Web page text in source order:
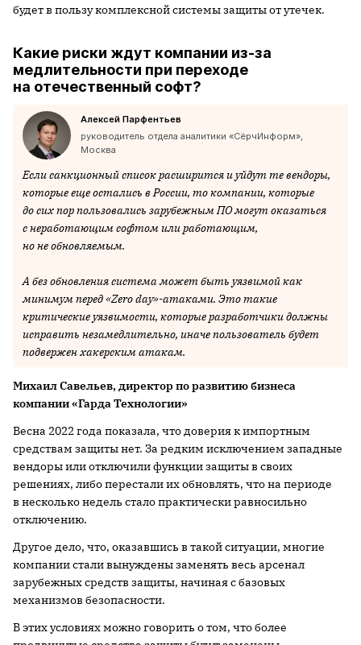
будет в пользу комплексной системы защиты от утечек.
Какие риски ждут компании из-за
медлительности при переходе
на отечественный софт?
Алексей Парфентьев
руководитель отдела аналитики «СёрчИнформ»,
Москва
Если санкционный список расширится и уйдут те вендоры,
которые еще остались в России, то компании, которые
до сих пор пользовались зарубежным ПО могут оказаться
с неработающим софтом или работающим,
но не обновляемым.
А без обновления система может быть уязвимой как
минимум перед «Zero day»-атаками. Это такие
критические уязвимости, которые разработчики должны
исправить незамедлительно, иначе пользователь будет
подвержен хакерским атакам.
Михаил Савельев, директор по развитию бизнеса
компании «Гарда Технологии»
Весна 2022 года показала, что доверия к импортным
средствам защиты нет. За редким исключением западные
вендоры или отключили функции защиты в своих
решениях, либо перестали их обновлять, что на периоде
в несколько недель стало практически равносильно
отключению.
Другое дело, что, оказавшись в такой ситуации, многие
компании стали вынуждены заменять весь арсенал
зарубежных средств защиты, начиная с базовых
механизмов безопасности.
В этих условиях можно говорить о том, что более